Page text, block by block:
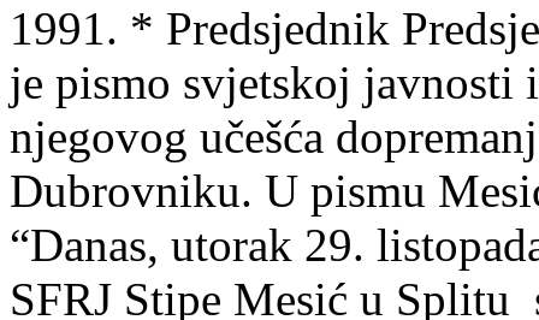
1991. * Predsjednik
je pismo svjetskoj javnosti
njegovog učešća
Dubrovniku. U pismu
“Danas, utorak 29.
SFRJ Stipe Mesić u